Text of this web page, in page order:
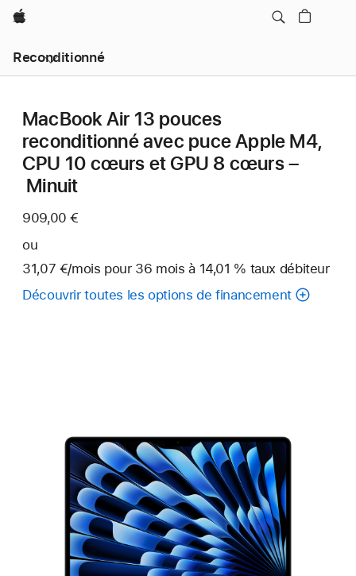
Apple
Reconditionné
MacBook Air 13 pouces
reconditionné avec puce Apple M4,
CPU 10 cœurs et GPU 8 cœurs –
Minuit
909,00 €
ou
31,07 €/mois par
mois
pour 36 mois mois
à 14,01 % taux débiteur
Découvrir toutes les options de financement